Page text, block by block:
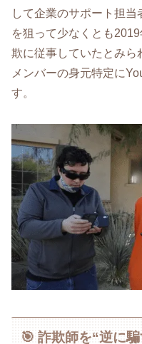
して企業のサポート担
を狙って少なくとも
欺に従事していたとみら
メンバーの身元特定に
す。
🎯 詐欺師を“逆に